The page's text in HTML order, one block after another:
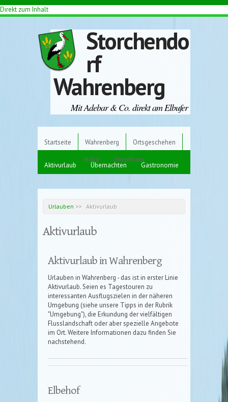
Direkt zum Inhalt
Storchendo
rf
Wahrenberg
Mit Adebar & Co. direkt am Elbufer
Startseite Wahrenberg Ortsgeschehen
Aktivurlaub Übernachten Gastronomie
Natur Umgebung
Urlauben >> Aktivurlaub
Aktivurlaub
Aktivurlaub in Wahrenberg
Urlauben in Wahrenberg - das ist in erster Linie
Aktivurlaub. Seien es Tagestouren zu
interessanten Ausflugszielen in der näheren
Umgebung (siehe unsere Tipps in der Rubrik
"Umgebung"), die Erkundung der vielfältigen
Flusslandschaft oder aber spezielle Angebote
im Ort. Weitere Informationen dazu finden Sie
nachstehend.
Elbehof